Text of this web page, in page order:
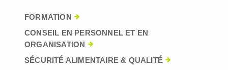
FORMATION
CONSEIL EN PERSONNEL ET EN
ORGANISATION
SÉCURITÉ ALIMENTAIRE & QUALITÉ